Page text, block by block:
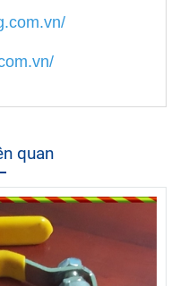
quan